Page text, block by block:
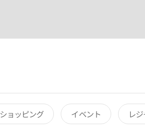
ショッピング イベント レ